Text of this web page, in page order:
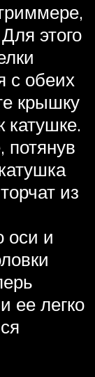
этого
с обеих
крышку
катушке.
потянув
из
оси и
ее легко